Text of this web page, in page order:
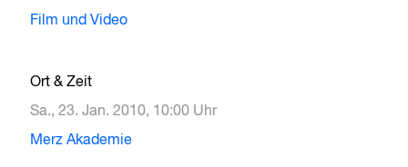
Film und Video
Ort & Zeit
Sa., 23. Jan. 2010, 10:00 Uhr
Merz Akademie